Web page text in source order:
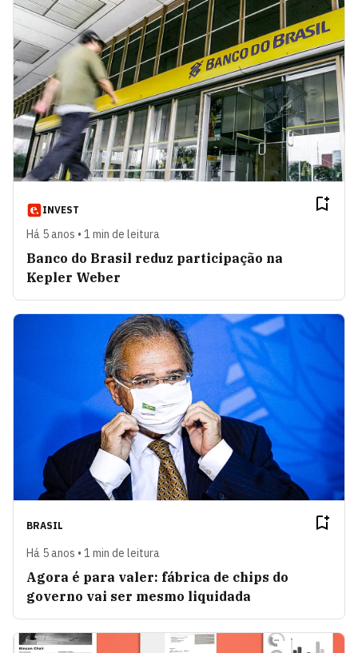
INVEST
Há 5 anos • 1 min de leitura
Banco do Brasil reduz participação na
Kepler Weber
BRASIL
Há 5 anos • 1 min de leitura
Agora é para valer: fábrica de chips do
governo vai ser mesmo liquidada